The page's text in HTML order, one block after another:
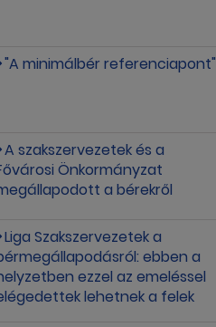
"A minimálbér referenciapont"
A szakszervezetek és a
Önkormányzat
a bérekről
Liga Szakszervezetek a
ebben a
ezzel az emeléssel
lehetnek a felek